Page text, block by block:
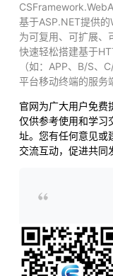
基于ASP.NET提供
为可复用、可扩展、
快速轻松搭建基于
（如：APP、B/S、
平台移动终端的服务
官网为广大用户免费
仅供参考使用和学习
址。您有任何意见或
交流互动，促进共同